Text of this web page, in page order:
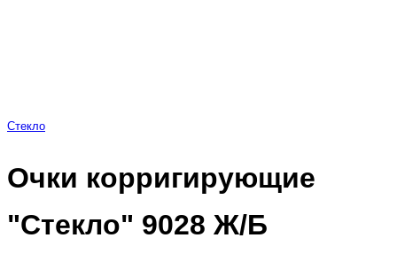
Стекло
Очки корригирующие
"Стекло" 9028 Ж/Б